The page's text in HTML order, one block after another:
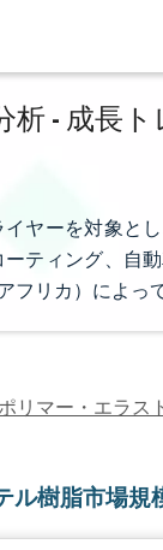
- 成長
ヤーを対象と
ティング、自
リカ）によっ
リマー・エラス
ル樹脂市場規